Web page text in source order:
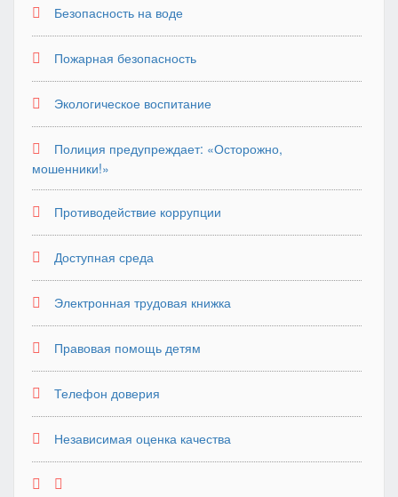
Безопасность на воде
Пожарная безопасность
Экологическое воспитание
Полиция предупреждает: «Осторожно,
мошенники!»
Противодействие коррупции
Доступная среда
Электронная трудовая книжка
Правовая помощь детям
Телефон доверия
Независимая оценка качества